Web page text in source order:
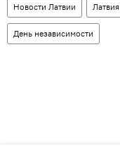
Новости Латвии Латвия
День независимости